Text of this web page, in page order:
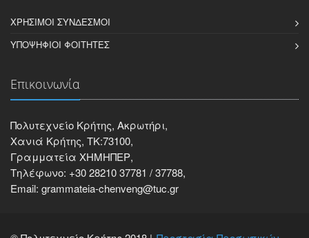
ΧΡΉΣΙΜΟΙ ΣΎΝΔΕΣΜΟΙ
ΥΠΟΨΉΦΙΟΙ ΦΟΙΤΗΤΈΣ
Επικοινωνία
Πολυτεχνείο Κρήτης, Ακρωτήρι,
Χανιά Κρήτης, ΤΚ:73100,
Γραμματεία ΧΗΜΗΠΕΡ,
Τηλέφωνο: +30 28210 37781 / 37788,
Email: grammateia-chenveng@tuc.gr